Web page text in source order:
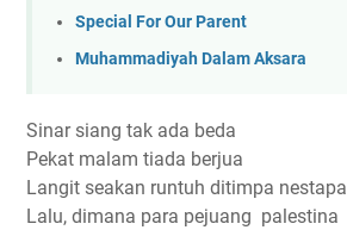
Special For Our Parent
Muhammadiyah Dalam Aksara
Sinar siang tak ada beda
Pekat malam tiada berjua
Langit seakan runtuh ditimpa nestapa
Lalu, dimana para pejuang palestina